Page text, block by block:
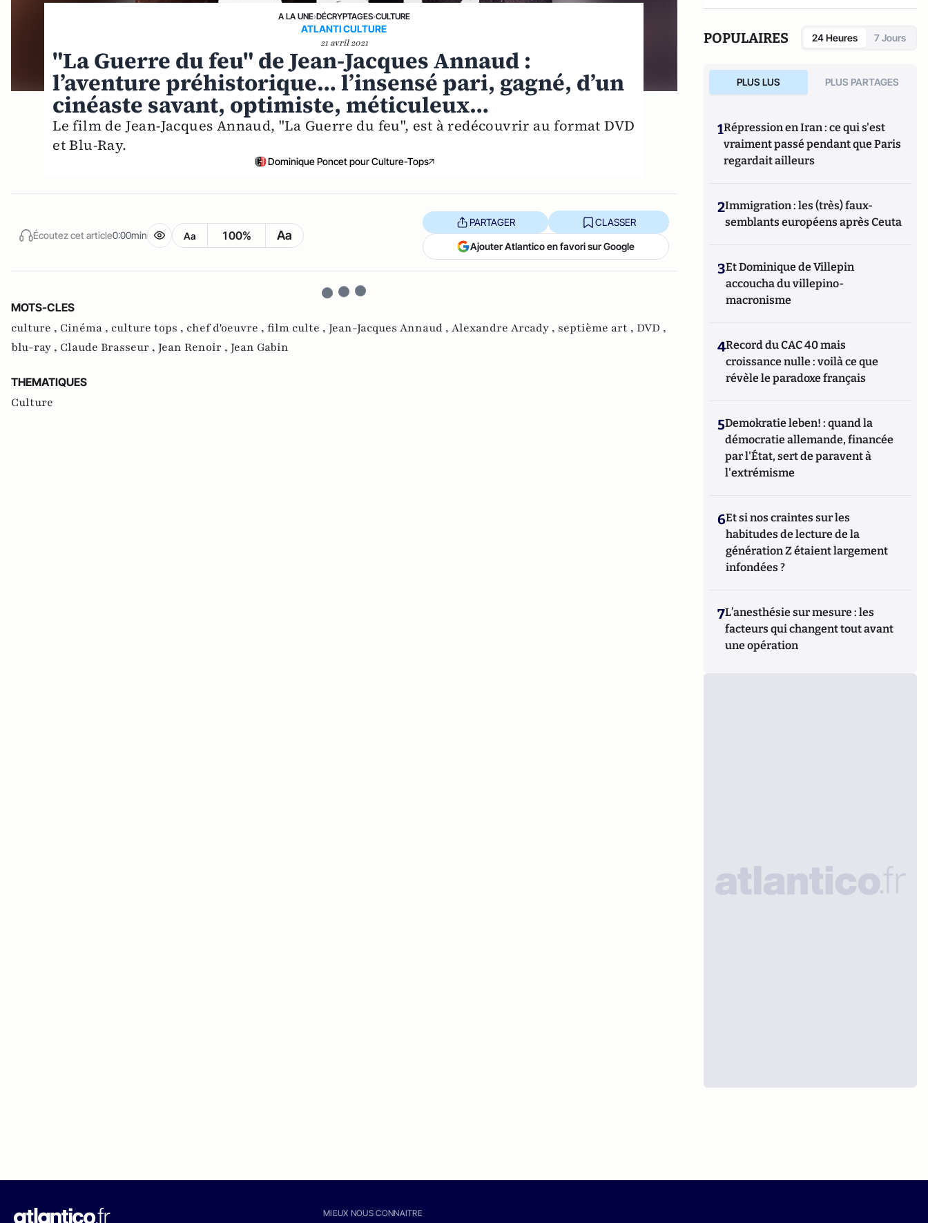
A LA UNE›DÉCRYPTAGES›CULTURE
ATLANTI CULTURE
21 avril 2021
"La Guerre du feu" de Jean-Jacques Annaud :
l’aventure préhistorique… l’insensé pari, gagné, d’un
cinéaste savant, optimiste, méticuleux…
Le film de Jean-Jacques Annaud, "La Guerre du feu", est à redécouvrir au format DVD
et Blu-Ray.
Dominique Poncet pour Culture-Tops
Écoutez cet article0:00min Aa 100% Aa
PARTAGER CLASSER
Ajouter Atlantico en favori sur Google
MOTS-CLES
culture , Cinéma , culture tops , chef d'oeuvre , film culte , Jean-Jacques Annaud , Alexandre Arcady , septième art , DVD ,
blu-ray , Claude Brasseur , Jean Renoir , Jean Gabin
THEMATIQUES
Culture
POPULAIRES 24 Heures 7 Jours
PLUS LUS PLUS PARTAGES
1Répression en Iran : ce qui s'est
vraiment passé pendant que Paris
regardait ailleurs
2Immigration : les (très) faux-
semblants européens après Ceuta
3Et Dominique de Villepin
accoucha du villepino-
macronisme
4Record du CAC 40 mais
croissance nulle : voilà ce que
révèle le paradoxe français
5Demokratie leben! : quand la
démocratie allemande, financée
par l'État, sert de paravent à
l'extrémisme
6Et si nos craintes sur les
habitudes de lecture de la
génération Z étaient largement
infondées ?
7L’anesthésie sur mesure : les
facteurs qui changent tout avant
une opération
MIEUX NOUS CONNAITRE